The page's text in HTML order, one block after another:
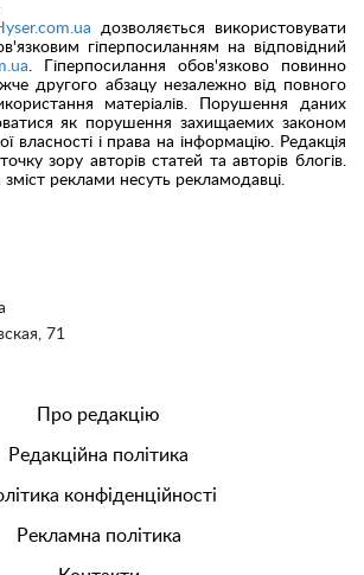
71
дозволяється використовувати
гіперпосиланням на відповідний
. Гіперпосилання обов'язково повинно
другого абзацу незалежно від повного
матеріалів. Порушення даних
як порушення захищаемих законом
власності і права на інформацію. Редакція
зору авторів статей та авторів блогів.
зміст реклами несуть рекламодавці.
Про редакцію
Редакційна політика
конфіденційності
Рекламна політика